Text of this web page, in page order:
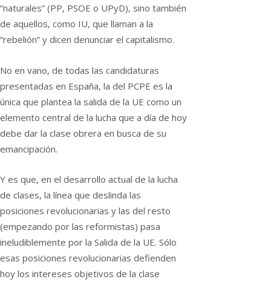
“naturales” (PP, PSOE o UPyD), sino también
de aquellos, como IU, que llaman a la
“rebelión” y dicen denunciar el capitalismo.
No en vano, de todas las candidaturas
presentadas en España, la del PCPE es la
única que plantea la salida de la UE como un
elemento central de la lucha que a día de hoy
debe dar la clase obrera en busca de su
emancipación.
Y es que, en el desarrollo actual de la lucha
de clases, la línea que deslinda las
posiciones revolucionarias y las del resto
(empezando por las reformistas) pasa
ineludiblemente por la Salida de la UE. Sólo
esas posiciones revolucionarias defienden
hoy los intereses objetivos de la clase